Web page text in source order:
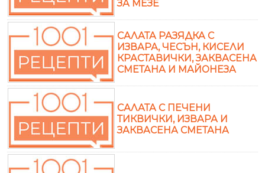
ЗА МЕЗЕ
САЛАТА РАЗЯДКА С
ИЗВАРА, ЧЕСЪН, КИСЕЛИ
КРАСТАВИЧКИ, ЗАКВАСЕНА
СМЕТАНА И МАЙОНЕЗА
САЛАТА С ПЕЧЕНИ
ТИКВИЧКИ, ИЗВАРА И
ЗАКВАСЕНА СМЕТАНА